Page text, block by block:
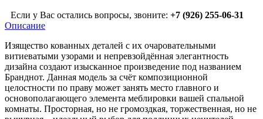
Если у Вас остались вопросы, звоните: +7 (926) 255-06-31
Описание
Изящество кованных деталей с их очаровательными
витиеватыми узорами и непревзойдённая элегантность
дизайна создают изысканное произведение под названием
Бранднот. Данная модель за счёт композиционной
целостности по праву может занять место главного и
основополагающего элемента меблировки вашей спальной
комнаты. Просторная, но не громоздкая, торжественная, но не